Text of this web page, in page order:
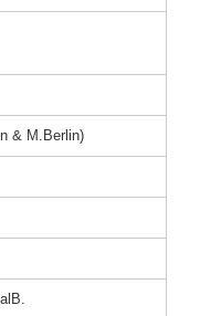
& M.Ber lin)